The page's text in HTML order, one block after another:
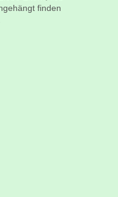
finden